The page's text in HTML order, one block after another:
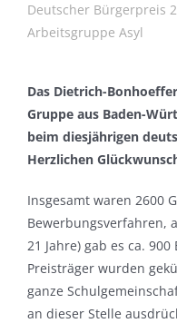
Deutscher Bürgerpreis
Arbeitsgruppe Asyl
Das Dietrich-
Gruppe aus Baden-
beim diesjährigen
Herzlichen
Insgesamt waren 2600
Bewerbungsverfahren,
21 Jahre) gab es ca.
Preisträger wurden
ganze
an dieser Stelle